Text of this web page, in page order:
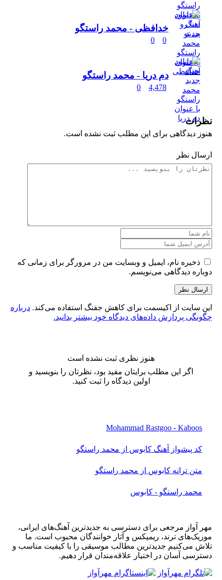
خدافظی - محمد راستگو
0
0
دم دریا - محمد راستگو
4,478
0
نظرات
هنوز دیدگاهی برای این مطلب ثبت نشده است.
ارسال نظر
ذخیره نام، ایمیل و وبسایت من در مرورگر برای زمانی که
دوباره دیدگاهی می‌نویسم.
ارسال نظر
این سایت از اکیسمت برای کاهش جفنگ استفاده می‌کند. درباره
چگونگی پردازش داده‌های دیدگاه خود بیشتر بدانید.
هنوز نظری ثبت نشده است
اگر این مطلب برایتان مفید بود، نظرتان را بنویسید و
اولین دیدگاه را ثبت کنید.
Mohammad Rastgoo - Kaboos
کد پیشواز آهنگ کابوس از محمد راستگو
متن ترانه کابوس از محمد راستگو
محمد راستگو - کابوس
مهر آواز مرجعی برای دسترسی به جدیدترین آهنگ‌های ایرانی،
موزیک‌های ترند، ریمیکس و آثار خوانندگان محبوب است. ما
تلاش می‌کنیم جدیدترین مطالب موسیقی را با کیفیت مناسب و
دسترسی آسان در اختیار علاقه‌مندان قرار دهیم.